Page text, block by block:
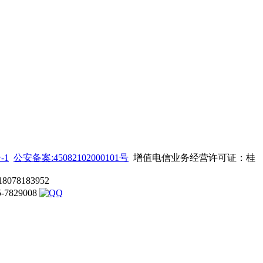
1 公安备案:45082102000101号 增值电信业务经营许可证：桂